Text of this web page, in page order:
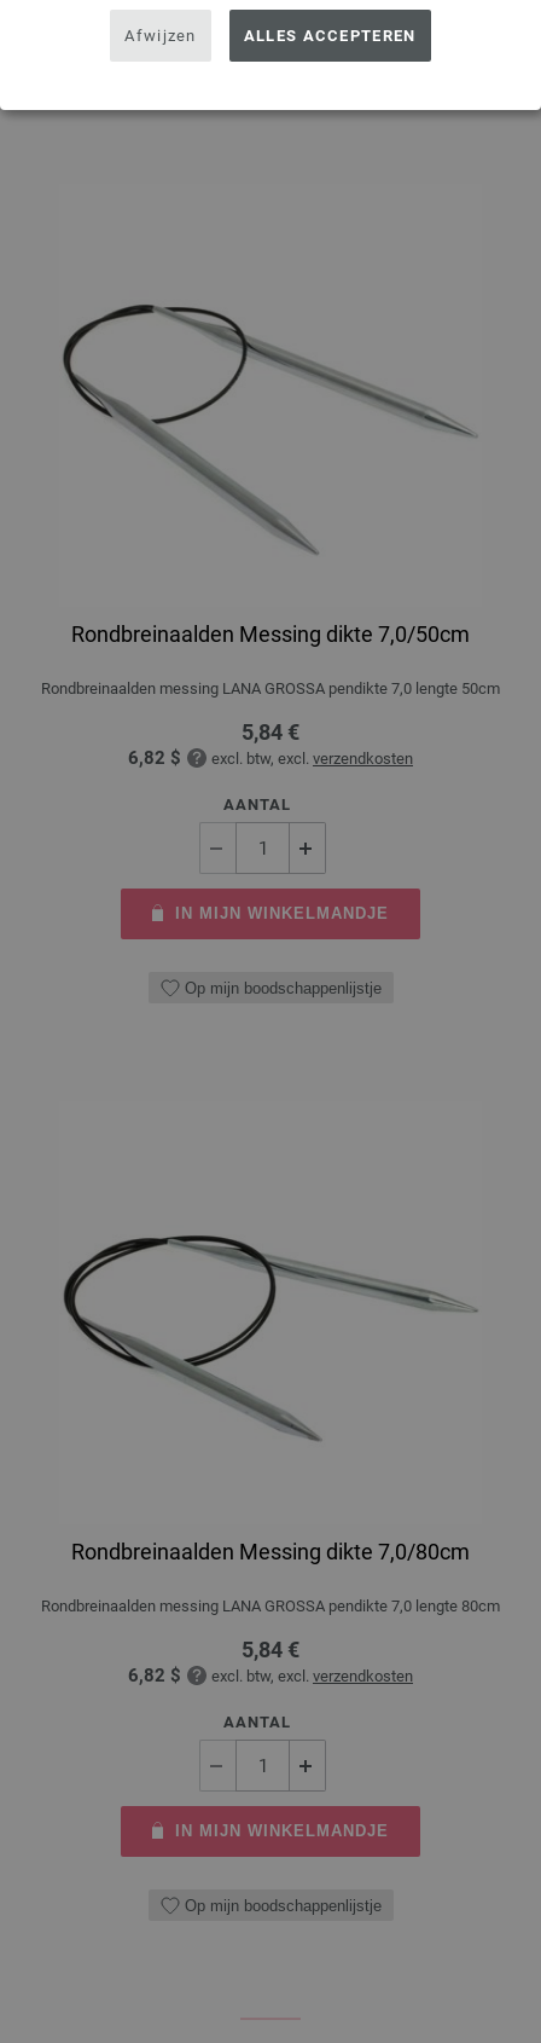
Afwijzen ALLES ACCEPTEREN
Rondbreinaalden Messing dikte 7,0/50cm
Rondbreinaalden messing LANA GROSSA pendikte 7,0 lengte 50cm
5,84 €
6,82 $ excl. btw, excl. verzendkosten
AANTAL
IN MIJN WINKELMANDJE
Op mijn boodschappenlijstje
Rondbreinaalden Messing dikte 7,0/80cm
Rondbreinaalden messing LANA GROSSA pendikte 7,0 lengte 80cm
5,84 €
6,82 $ excl. btw, excl. verzendkosten
AANTAL
IN MIJN WINKELMANDJE
Op mijn boodschappenlijstje